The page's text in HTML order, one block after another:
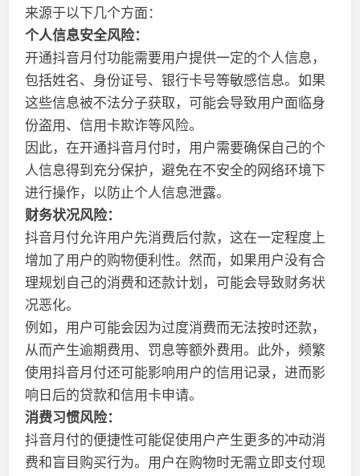
来源于以下几个方面：
个人信息安全风险：
开通抖音月付功能需要用户提供一定的个人信息，
包括姓名、身份证号、银行卡号等敏感信息。如果
这些信息被不法分子获取，可能会导致用户面临身
份盗用、信用卡欺诈等风险。
因此，在开通抖音月付时，用户需要确保自己的个
人信息得到充分保护，避免在不安全的网络环境下
进行操作，以防止个人信息泄露。
财务状况风险：
抖音月付允许用户先消费后付款，这在一定程度上
增加了用户的购物便利性。然而，如果用户没有合
理规划自己的消费和还款计划，可能会导致财务状
况恶化。
例如，用户可能会因为过度消费而无法按时还款，
从而产生逾期费用、罚息等额外费用。此外，频繁
使用抖音月付还可能影响用户的信用记录，进而影
响日后的贷款和信用卡申请。
消费习惯风险：
抖音月付的便捷性可能促使用户产生更多的冲动消
费和盲目购买行为。用户在购物时无需立即支付现